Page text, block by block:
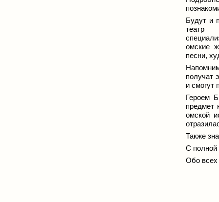
Будут и
театр
омские
песни,
получат
и смогут
Героем
предмет
омской
Также
С полной
Обо